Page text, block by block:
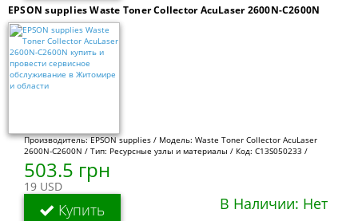
EPSON supplies Waste Toner Collector AcuLaser 2600N-C2600N
Производитель: EPSON supplies / Модель: Waste Toner Collector AcuLaser
2600N-C2600N / Тип: Ресурсные узлы и материалы / Код: C13S050233 /
503.5 грн
19 USD
Купить В Наличии: Нет